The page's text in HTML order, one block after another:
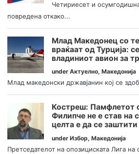
Четириесет и
повредена откако...
Млад Македонец со
враќаат од Турција:
владиниот авион за
under Актуелно, Македонија
Млад македонски државјанин кој се
Костреш: Памфлетот
Филипче не е став на
целта е да се
under Избор, Македонија
Претседателот на опозициската Лига на